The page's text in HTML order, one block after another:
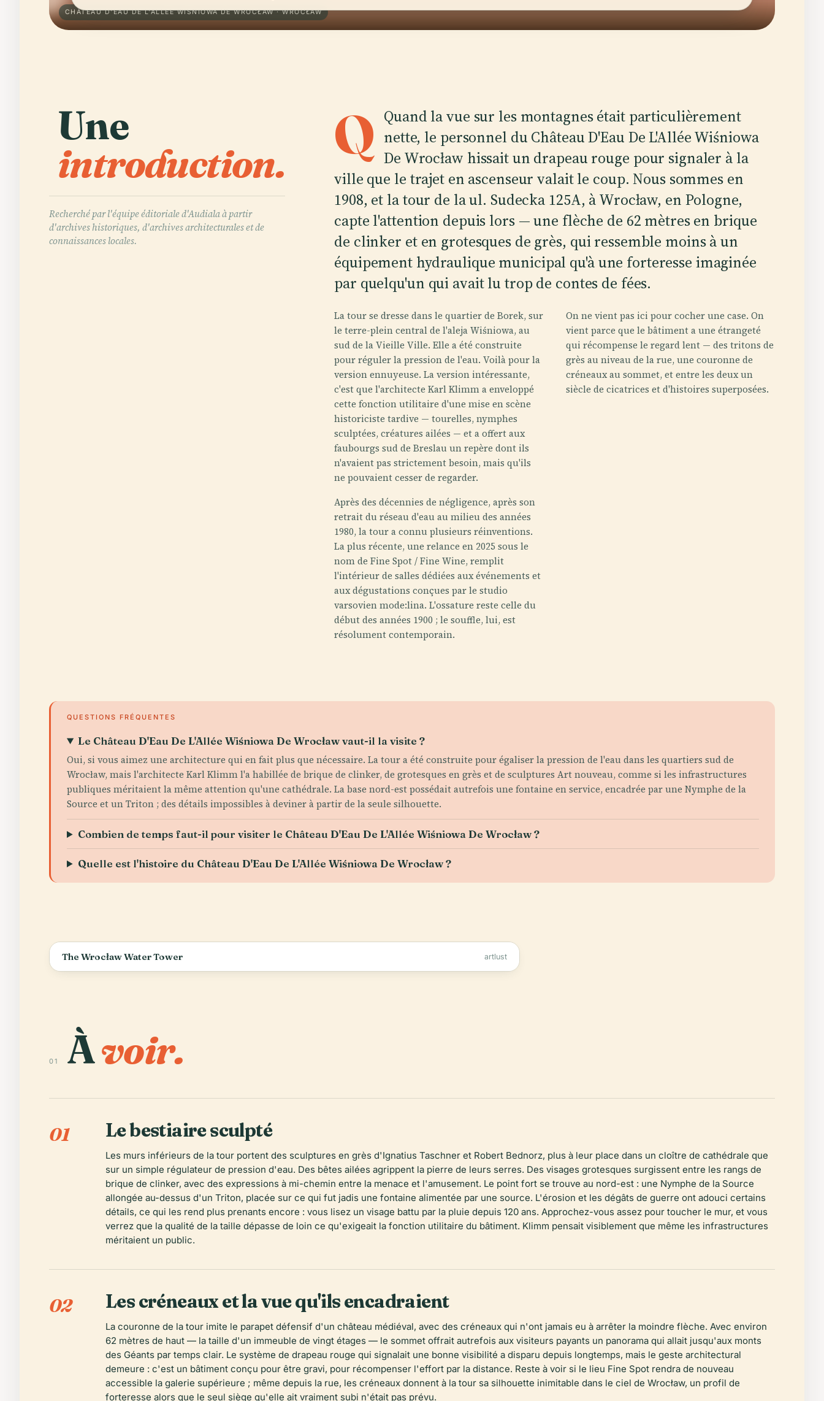
CHÂTEAU D'EAU DE L'ALLÉE WIŚNIOWA DE WROCŁAW · WROCŁAW
Une
introduction.
Recherché par l'équipe éditoriale d'Audiala à partir
d'archives historiques, d'archives architecturales et de
connaissances locales.
Q Quand la vue sur les montagnes était particulièrement
nette, le personnel du Château D'Eau De L'Allée Wiśniowa
De Wrocław hissait un drapeau rouge pour signaler à la
ville que le trajet en ascenseur valait le coup. Nous sommes en
1908, et la tour de la ul. Sudecka 125A, à Wrocław, en Pologne,
capte l'attention depuis lors — une flèche de 62 mètres en brique
de clinker et en grotesques de grès, qui ressemble moins à un
équipement hydraulique municipal qu'à une forteresse imaginée
par quelqu'un qui avait lu trop de contes de fées.
La tour se dresse dans le quartier de Borek, sur
le terre-plein central de l'aleja Wiśniowa, au
sud de la Vieille Ville. Elle a été construite
pour réguler la pression de l'eau. Voilà pour la
version ennuyeuse. La version intéressante,
c'est que l'architecte Karl Klimm a enveloppé
cette fonction utilitaire d'une mise en scène
historiciste tardive — tourelles, nymphes
sculptées, créatures ailées — et a offert aux
faubourgs sud de Breslau un repère dont ils
n'avaient pas strictement besoin, mais qu'ils
ne pouvaient cesser de regarder.
Après des décennies de négligence, après son
retrait du réseau d'eau au milieu des années
1980, la tour a connu plusieurs réinventions.
La plus récente, une relance en 2025 sous le
nom de Fine Spot / Fine Wine, remplit
l'intérieur de salles dédiées aux événements et
aux dégustations conçues par le studio
varsovien mode:lina. L'ossature reste celle du
début des années 1900 ; le souffle, lui, est
résolument contemporain.
On ne vient pas ici pour cocher une case. On
vient parce que le bâtiment a une étrangeté
qui récompense le regard lent — des tritons de
grès au niveau de la rue, une couronne de
créneaux au sommet, et entre les deux un
siècle de cicatrices et d'histoires superposées.
QUESTIONS FRÉQUENTES
Le Château D'Eau De L'Allée Wiśniowa De Wrocław vaut-il la visite ?
Oui, si vous aimez une architecture qui en fait plus que nécessaire. La tour a été construite pour égaliser la pression de l'eau dans les quartiers sud de
Wrocław, mais l'architecte Karl Klimm l'a habillée de brique de clinker, de grotesques en grès et de sculptures Art nouveau, comme si les infrastructures
publiques méritaient la même attention qu'une cathédrale. La base nord-est possédait autrefois une fontaine en service, encadrée par une Nymphe de la
Source et un Triton ; des détails impossibles à deviner à partir de la seule silhouette.
Combien de temps faut-il pour visiter le Château D'Eau De L'Allée Wiśniowa De Wrocław ?
Quelle est l'histoire du Château D'Eau De L'Allée Wiśniowa De Wrocław ?
The Wrocław Water Tower artlust
01 Àvoir.
01 Le bestiaire sculpté
Les murs inférieurs de la tour portent des sculptures en grès d'Ignatius Taschner et Robert Bednorz, plus à leur place dans un cloître de cathédrale que
sur un simple régulateur de pression d'eau. Des bêtes ailées agrippent la pierre de leurs serres. Des visages grotesques surgissent entre les rangs de
brique de clinker, avec des expressions à mi-chemin entre la menace et l'amusement. Le point fort se trouve au nord-est : une Nymphe de la Source
allongée au-dessus d'un Triton, placée sur ce qui fut jadis une fontaine alimentée par une source. L'érosion et les dégâts de guerre ont adouci certains
détails, ce qui les rend plus prenants encore : vous lisez un visage battu par la pluie depuis 120 ans. Approchez-vous assez pour toucher le mur, et vous
verrez que la qualité de la taille dépasse de loin ce qu'exigeait la fonction utilitaire du bâtiment. Klimm pensait visiblement que même les infrastructures
méritaient un public.
02 Les créneaux et la vue qu'ils encadraient
La couronne de la tour imite le parapet défensif d'un château médiéval, avec des créneaux qui n'ont jamais eu à arrêter la moindre flèche. Avec environ
62 mètres de haut — la taille d'un immeuble de vingt étages — le sommet offrait autrefois aux visiteurs payants un panorama qui allait jusqu'aux monts
des Géants par temps clair. Le système de drapeau rouge qui signalait une bonne visibilité a disparu depuis longtemps, mais le geste architectural
demeure : c'est un bâtiment conçu pour être gravi, pour récompenser l'effort par la distance. Reste à voir si le lieu Fine Spot rendra de nouveau
accessible la galerie supérieure ; même depuis la rue, les créneaux donnent à la tour sa silhouette inimitable dans le ciel de Wrocław, un profil de
forteresse alors que le seul siège qu'elle ait vraiment subi n'était pas prévu.